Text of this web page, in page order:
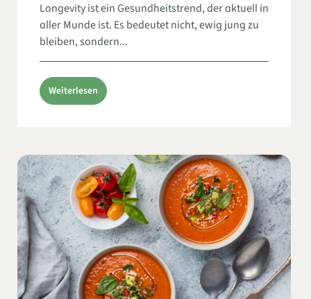
Longevity ist ein Gesundheitstrend, der aktuell in
aller Munde ist. Es bedeutet nicht, ewig jung zu
bleiben, sondern...
Weiterlesen